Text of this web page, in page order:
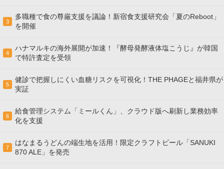
3
多職種で食の尊厳支援を議論！新宿食支援研究会「夏のReboot」
を開催
4
ハナマルキの海外展開が加速！『酵母発酵液体塩こうじ』が韓国
で特許査定を受領
5
健診で把握しにくい血糖リスクを可視化！THE PHAGEと福井県が
実証
6
給食管理システム「ミールくん」、クラウド版へ刷新し業務効率
化を支援
7
はなまるうどんの端生地を活用！限定クラフトビール「SANUKI
870 ALE」を発売